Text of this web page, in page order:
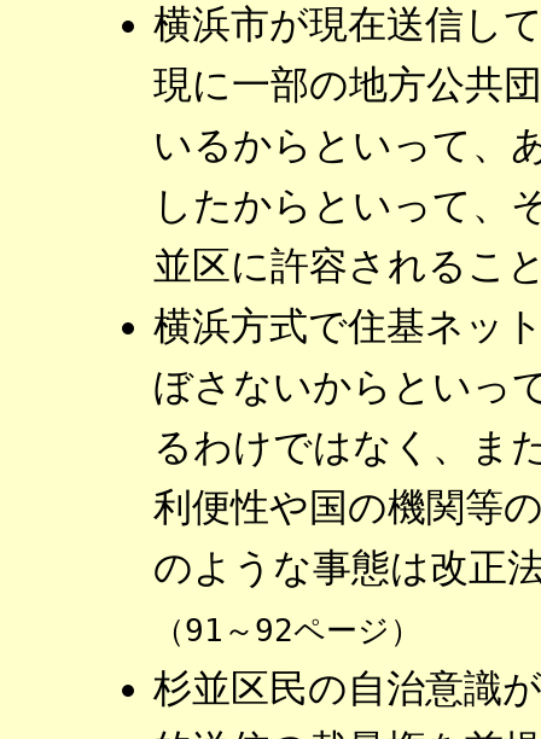
横浜市が現在送信し
現に一部の地方公共
いるからといって、
したからといって、
並区に許容されるこ
横浜方式で住基ネッ
ぼさないからといっ
るわけではなく、ま
利便性や国の機関等
のような事態は改正
（91～92ページ）
杉並区民の自治意識